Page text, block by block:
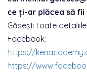
ce ți-ar plăcea să fii
Găsești toate
Facebook:
https://
https://